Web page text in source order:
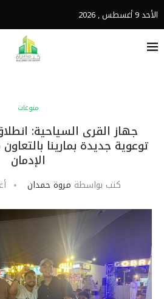
الأحد 9 أغسطس , 2026
منوعات
جهاز القرى السياحية:
توعوية جديدة بمارينا
الإدمان
كتب بواسطة مروة حمدان